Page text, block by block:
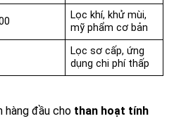
Lọc khí, khử mùi,
mỹ phẩm cơ bản
Lọc sơ cấp, ứng
dụng chi phí thấp
hàng đầu cho than hoạt tính